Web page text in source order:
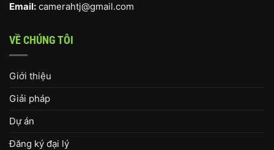
Email: camerahtj@gmail.com
VỀ CHÚNG TÔI
Giới thiệu
Giải pháp
Dự án
Đăng ký đại lý